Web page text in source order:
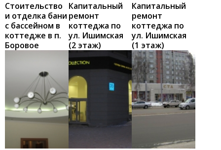
Стоительство
и отделка бани
с бассейном в
коттедже в п.
Боровое
Капитальный
ремонт
коттеджа по
ул. Ишимская
(2 этаж)
Капитальный
ремонт
коттеджа по
ул. Ишимская
(1 этаж)